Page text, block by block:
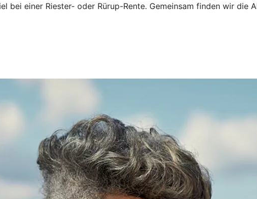
bei einer Riester- oder Rürup-Rente. Gemeinsam finden wir die